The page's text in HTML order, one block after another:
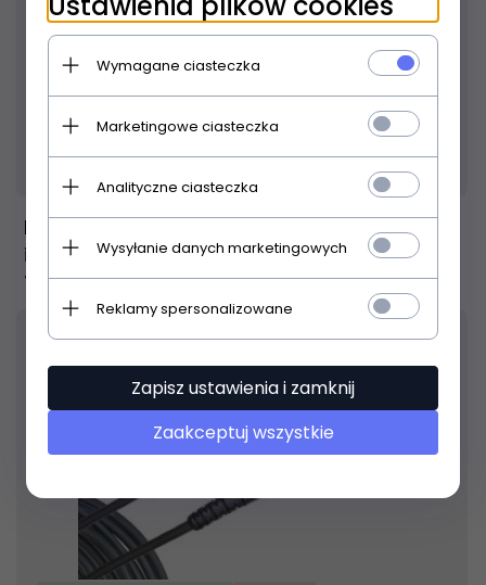
Produkt dostępny! 24 godziny
PLANET WAVES PW-G-10 kabel
instrumentalny
116,00PLN
Wymagane ciasteczka
Marketingowe ciasteczka
Analityczne ciasteczka
Wysyłanie danych marketingowych
Reklamy spersonalizowane
Zapisz ustawienia i zamknij
Zaakceptuj wszystkie